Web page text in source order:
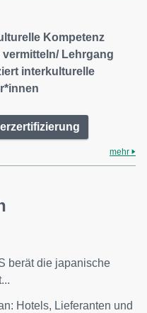
Kompetenz
vermitteln/ Lehrgang
interkulturelle
mehr
berät die japanische
Hotels, Lieferanten und